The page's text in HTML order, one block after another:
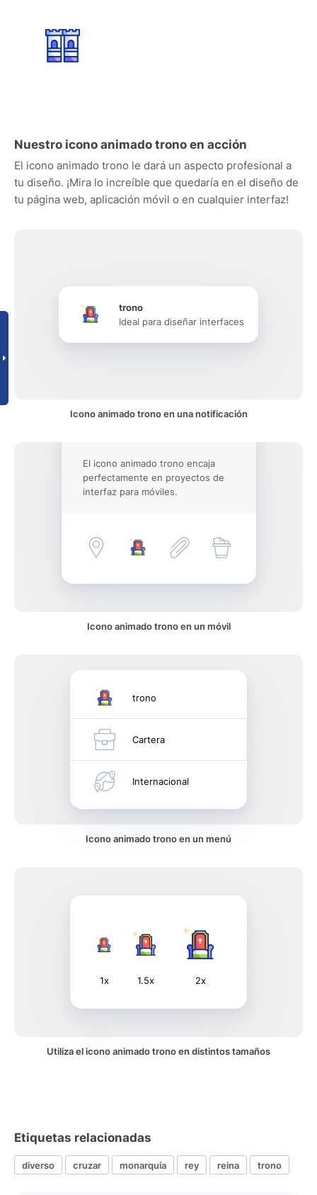
Nuestro icono animado trono en acción
El icono animado trono le dará un aspecto profesional a
tu diseño. ¡Mira lo increíble que quedaría en el diseño de
tu página web, aplicación móvil o en cualquier interfaz!
trono
Ideal para diseñar interfaces
Icono animado trono en una notificación
El icono animado trono encaja
perfectamente en proyectos de
interfaz para móviles.
Icono animado trono en un móvil
trono
Cartera
Internacional
Icono animado trono en un menú
1x 1.5x 2x
Utiliza el icono animado trono en distintos tamaños
Etiquetas relacionadas
diverso cruzar monarquía rey reina trono